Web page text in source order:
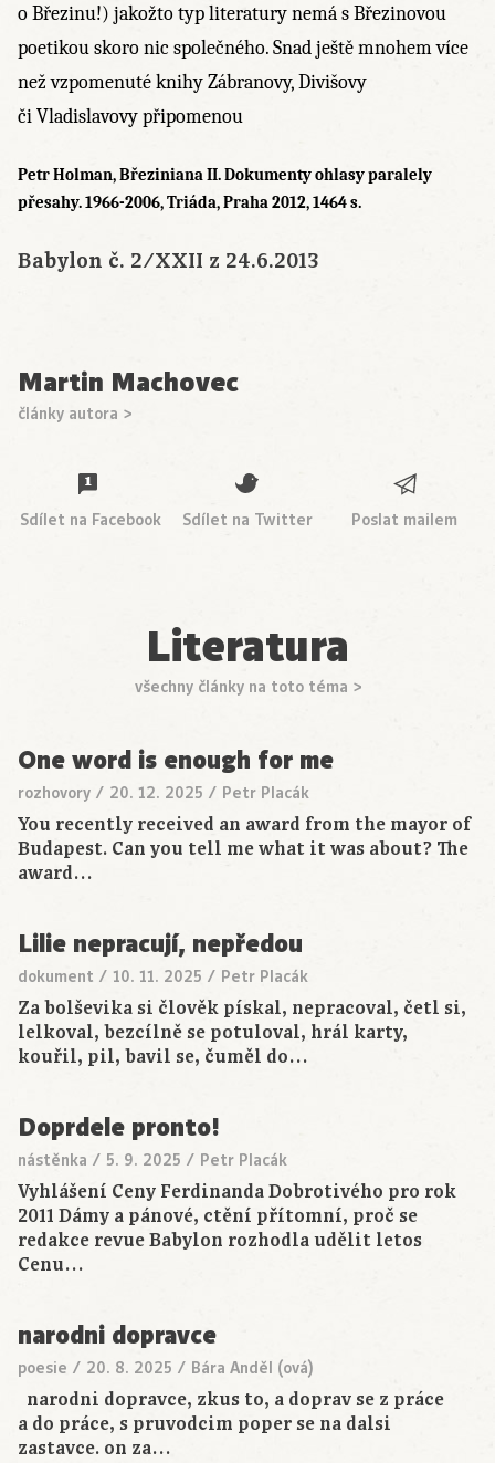
o Březinu!) jakožto typ literatury nemá s Březinovou
poetikou skoro nic společného. Snad ještě mnohem více
než vzpomenuté knihy Zábranovy, Divišovy
či Vladislavovy připomenou
Petr Holman, Březiniana II. Dokumenty ohlasy paralely
přesahy. 1966-2006, Triáda, Praha 2012, 1464 s.
Babylon č. 2/XXII z 24.6.2013
Martin Machovec
články autora >
Sdílet na Facebook Sdílet na Twitter Poslat mailem
Literatura
všechny články na toto téma >
One word is enough for me
rozhovory / 20. 12. 2025 / Petr Placák
You recently received an award from the mayor of
Budapest. Can you tell me what it was about? The
award…
Lilie nepracují, nepředou
dokument / 10. 11. 2025 / Petr Placák
Za bolševika si člověk pískal, nepracoval, četl si,
lelkoval, bezcílně se potuloval, hrál karty,
kouřil, pil, bavil se, čuměl do…
Doprdele pronto!
nástěnka / 5. 9. 2025 / Petr Placák
Vyhlášení Ceny Ferdinanda Dobrotivého pro rok
2011 Dámy a pánové, ctění přítomní, proč se
redakce revue Babylon rozhodla udělit letos
Cenu…
narodni dopravce
poesie / 20. 8. 2025 / Bára Anděl (ová)
narodni dopravce, zkus to, a doprav se z práce
a do práce, s pruvodcim poper se na dalsi
zastavce. on za…